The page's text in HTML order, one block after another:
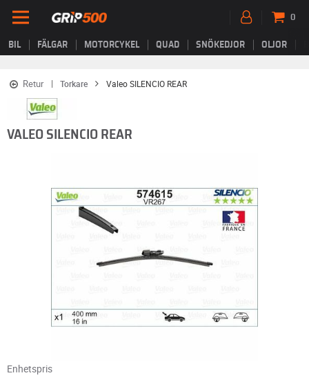
BIL FÄLGAR MOTORCYKEL QUAD SNÖKEDJOR OLJOR
0
Retur Torkare Valeo SILENCIO REAR
VALEO SILENCIO REAR
Enhetspris